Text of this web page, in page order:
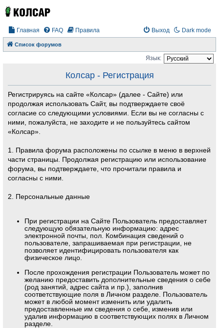
Главная Dark mode
FAQ Правила Выход
Список форумов
Язык:
Колсар - Регистрация
Регистрируясь на сайте «Колсар» (далее - Сайте) или
продолжая использовать Сайт, вы подтверждаете своё
согласие со следующими условиями. Если вы не согласны с
ними, пожалуйста, не заходите и не пользуйтесь сайтом
«Колсар».
1. Правила форума расположены по ссылке в меню в верхней
части страницы. Продолжая регистрацию или использование
форума, вы подтверждаете, что прочитали правила и
согласны с ними.
2. Персональные данные
При регистрации на Сайте Пользователь предоставляет
следующую обязательную информацию: адрес
электронной почты, пол. Комбинация сведений о
пользователе, запрашиваемая при регистрации, не
позволяет идентифицировать пользователя как
физическое лицо.
После прохождения регистрации Пользователь может по
желанию предоставить дополнительные сведения о себе
(род занятий, адрес сайта и пр.), заполнив
соответствующие поля в Личном разделе. Пользователь
может в любой момент изменить или удалить
предоставленные им сведения о себе, изменив или
удалив информацию в соответствующих полях в Личном
разделе.